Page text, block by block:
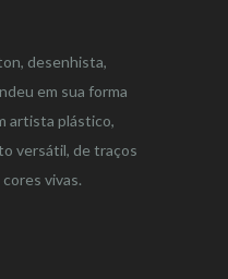
desenhista,
em sua forma
artista plástico,
versátil, de traços
vivas.